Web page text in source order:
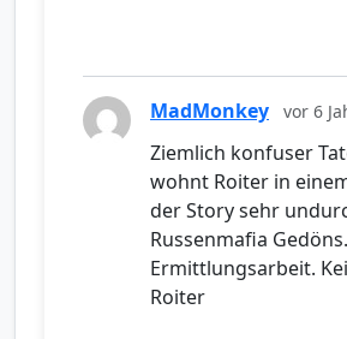
MadMonkey vor 6
Ziemlich konfuser
wohnt Roiter in
der Story sehr
Russenmafia
Ermittlungsarbeit.
Roiter